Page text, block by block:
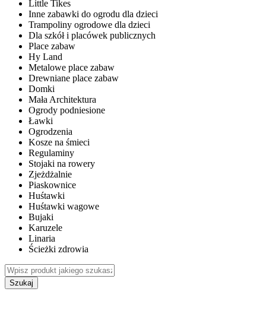
Little Tikes
Inne zabawki do ogrodu dla dzieci
Trampoliny ogrodowe dla dzieci
Dla szkół i placówek publicznych
Place zabaw
Hy Land
Metalowe place zabaw
Drewniane place zabaw
Domki
Mała Architektura
Ogrody podniesione
Ławki
Ogrodzenia
Kosze na śmieci
Regulaminy
Stojaki na rowery
Zjeżdżalnie
Piaskownice
Huśtawki
Huśtawki wagowe
Bujaki
Karuzele
Linaria
Ścieżki zdrowia
Szukaj